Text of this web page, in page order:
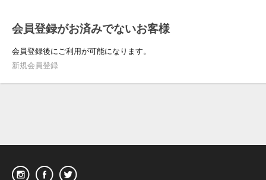
会員登録がお済みでないお客様
会員登録後にご利用が可能になります。
新規会員登録